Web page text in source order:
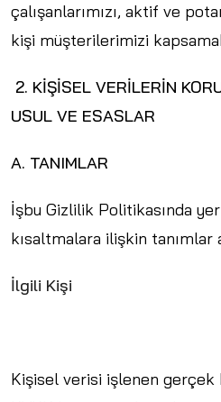
çalışanlarımızı, aktif ve
kişi müşterilerimizi
2. KİŞİSEL VERİLERİN
USUL VE ESASLAR
A. TANIMLAR
İşbu Gizlilik Politikasında
kısaltmalara ilişkin tanımlar
İlgili Kişi
Kişisel verisi işlenen